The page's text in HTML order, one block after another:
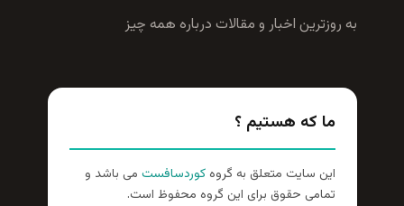
به روزترين اخبار و مقالات درباره همه چيز
ما که هستیم ؟
این سایت متعلق به گروهکوردسافست می باشد و
تمامی حقوق برای این گروه محفوظ است.